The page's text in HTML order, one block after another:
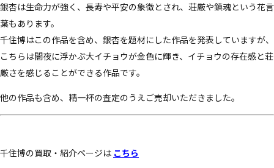
銀杏は生命力が強く、長寿や平安の象徴とされ、荘厳や鎮魂という花言
葉もあります。
千住博はこの作品を含め、銀杏を題材にした作品を発表していますが、
こちらは闇夜に浮かぶ大イチョウが金色に輝き、イチョウの存在感と荘
厳さを感じることができる作品です。
他の作品も含め、精一杯の査定のうえご売却いただきました。
千住博の買取・紹介ページは こちら